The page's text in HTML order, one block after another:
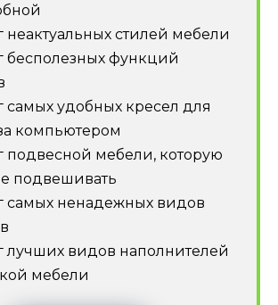
неактуальных стилей мебели
бесполезных функций
самых удобных кресел для
компьютером
подвесной мебели, которую
подвешивать
самых ненадежных видов
лучших видов наполнителей
мебели